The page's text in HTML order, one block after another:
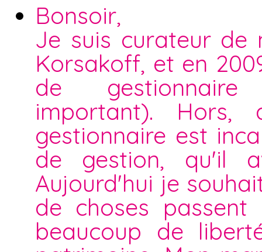
Bonsoir,
Je suis curateur
Korsakoff, et en
de gestionnaire
important). Hors,
gestionnaire est
de gestion, qu'il
Aujourd'hui je
de choses
beaucoup de